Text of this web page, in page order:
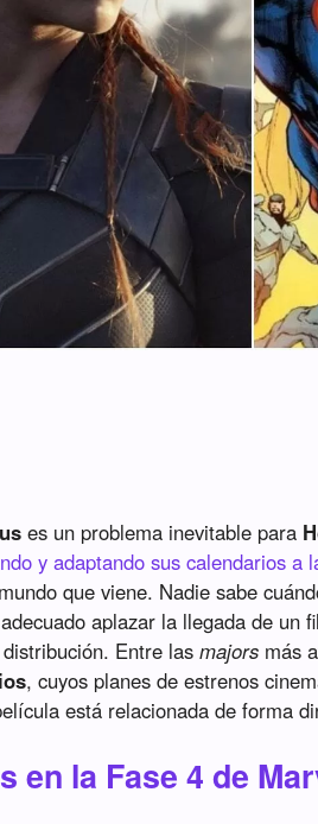
es un problema inevitable para
y adaptando sus calendarios a
que viene. Nadie sabe
aplazar la llegada de un
Entre lasmajors más
, cuyos planes de estrenos
está relacionada de forma
en la Fase 4 de